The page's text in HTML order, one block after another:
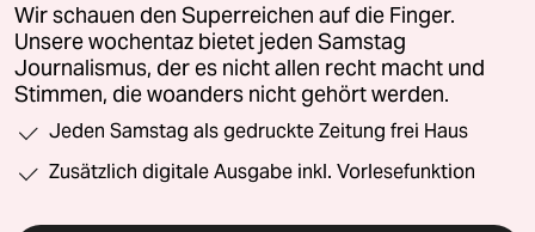
Wir schauen den Superreichen auf die Finger.
Unsere wochentaz bietet jeden Samstag
Journalismus, der es nicht allen recht macht und
Stimmen, die woanders nicht gehört werden.
Jeden Samstag als gedruckte Zeitung frei Haus
Zusätzlich digitale Ausgabe inkl. Vorlesefunktion